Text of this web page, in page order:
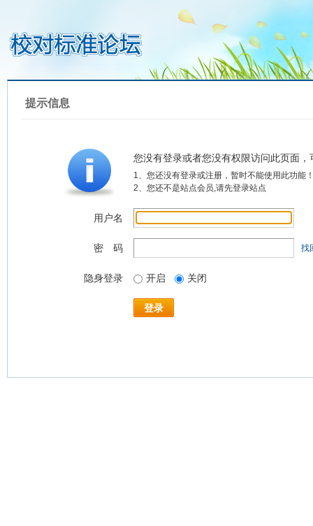
提示信息
您没有登录或者您没有权限访问此页面
1、您还没有登录或注册，暂时不能使用此功能
2、您还不是站点会员,请先登录站点
用户名
密 码 找
隐身登录 开启 关闭
登录